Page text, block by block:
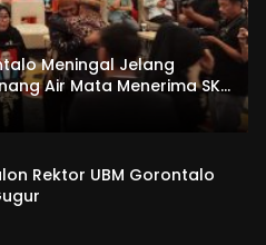
Meningal Jelang
Air Mata Menerima SKL
Rektor UBM Gorontalo